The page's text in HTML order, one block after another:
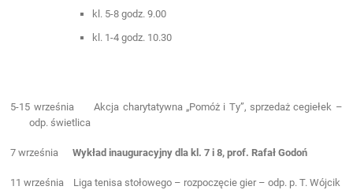
kl. 5-8 godz. 9.00
kl. 1-4 godz. 10.30
5-15 września Akcja charytatywna „Pomóż i Ty”, sprzedaż cegiełek –
odp. świetlica
7 wrześniaWykład inauguracyjny dla kl. 7 i 8, prof. Rafał Godoń
11 września Liga tenisa stołowego – rozpoczęcie gier – odp. p. T. Wójcik